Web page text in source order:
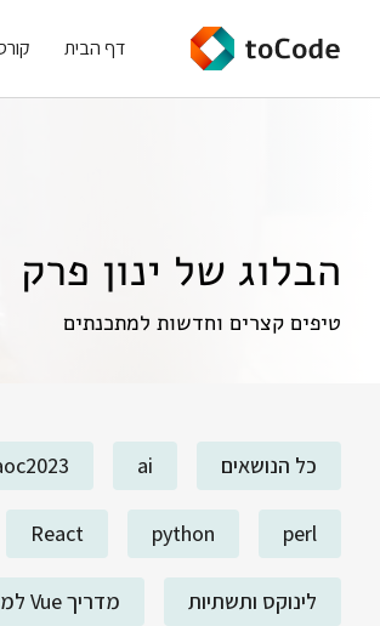
דף הבית
הבלוג של ינון פרק
טיפים קצרים וחדשות למתכנתים
כל הנושאים ai
perl
python
React
לינוקס ותשתיות מדריך Vue למתחילים